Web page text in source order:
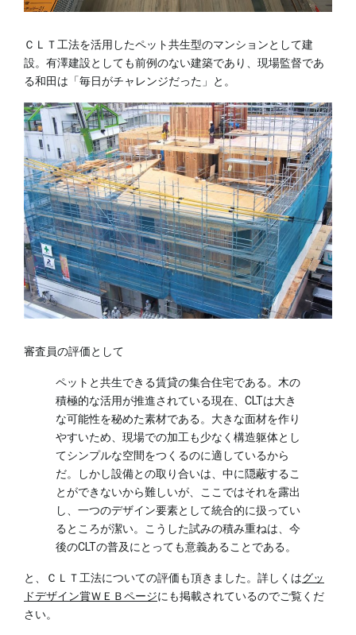
ＣＬＴ工法を活用したペット共生型のマンションとして建
設。有澤建設としても前例のない建築であり、現場監督であ
る和田は「毎日がチャレンジだった」と。
審査員の評価として
ペットと共生できる賃貸の集合住宅である。木の
積極的な活用が推進されている現在、CLTは大き
な可能性を秘めた素材である。大きな面材を作り
やすいため、現場での加工も少なく構造躯体とし
てシンプルな空間をつくるのに適しているから
だ。しかし設備との取り合いは、中に隠蔽するこ
とができないから難しいが、ここではそれを露出
し、一つのデザイン要素として統合的に扱ってい
るところが潔い。こうした試みの積み重ねは、今
後のCLTの普及にとっても意義あることである。
と、ＣＬＴ工法についての評価も頂きました。詳しくはグッ
ドデザイン賞ＷＥＢページにも掲載されているのでご覧くだ
さい。